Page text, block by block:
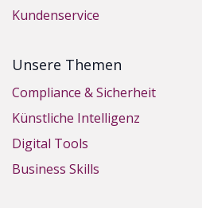
Kundenservice
Unsere Themen
Compliance & Sicherheit
Künstliche Intelligenz
Digital Tools
Business Skills